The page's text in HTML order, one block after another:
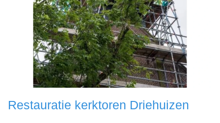
Restauratie kerktoren Driehuizen